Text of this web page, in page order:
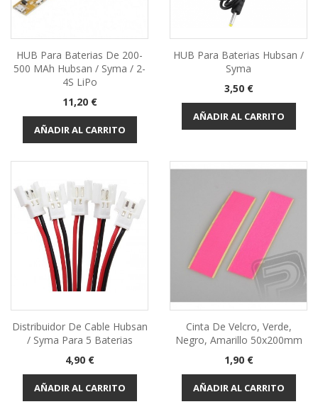
HUB Para Baterias De 200-
500 MAh Hubsan / Syma / 2-
4S LiPo
Precio
11,20 €
AÑADIR AL CARRITO
HUB Para Baterias Hubsan /
Syma
Precio
3,50 €
AÑADIR AL CARRITO
Distribuidor De Cable Hubsan
/ Syma Para 5 Baterias
Precio
4,90 €
AÑADIR AL CARRITO
Cinta De Velcro, Verde,
Negro, Amarillo 50x200mm
Precio
1,90 €
AÑADIR AL CARRITO